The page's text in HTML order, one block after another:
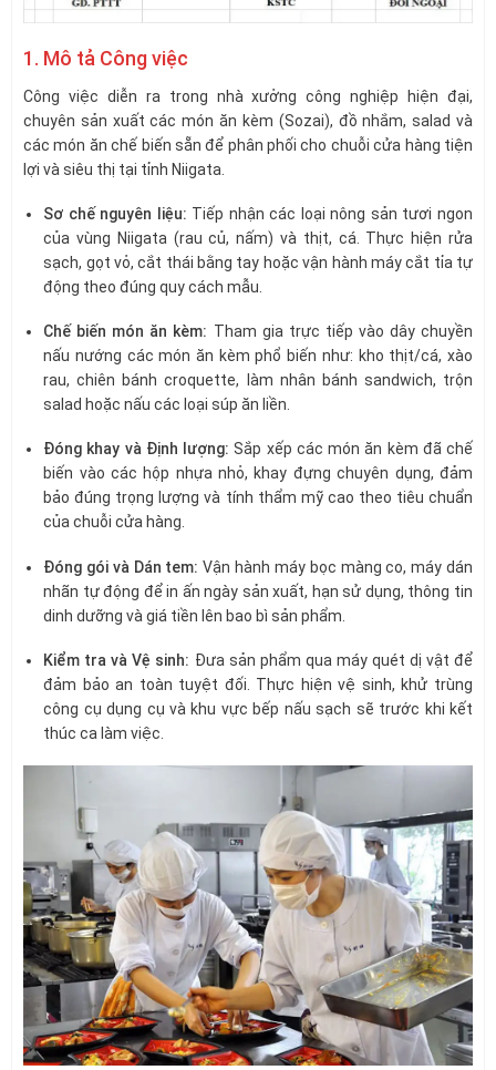
1. Mô tả Công việc
Công việc diễn ra trong nhà xưởng công nghiệp hiện đại,
chuyên sản xuất các món ăn kèm (Sozai), đồ nhắm, salad và
các món ăn chế biến sẵn để phân phối cho chuỗi cửa hàng tiện
lợi và siêu thị tại tỉnh Niigata.
Sơ chế nguyên liệu: Tiếp nhận các loại nông sản tươi ngon
của vùng Niigata (rau củ, nấm) và thịt, cá. Thực hiện rửa
sạch, gọt vỏ, cắt thái bằng tay hoặc vận hành máy cắt tỉa tự
động theo đúng quy cách mẫu.
Chế biến món ăn kèm: Tham gia trực tiếp vào dây chuyền
nấu nướng các món ăn kèm phổ biến như: kho thịt/cá, xào
rau, chiên bánh croquette, làm nhân bánh sandwich, trộn
salad hoặc nấu các loại súp ăn liền.
Đóng khay và Định lượng: Sắp xếp các món ăn kèm đã chế
biến vào các hộp nhựa nhỏ, khay đựng chuyên dụng, đảm
bảo đúng trọng lượng và tính thẩm mỹ cao theo tiêu chuẩn
của chuỗi cửa hàng.
Đóng gói và Dán tem:Vận hành máy bọc màng co, máy dán
nhãn tự động để in ấn ngày sản xuất, hạn sử dụng, thông tin
dinh dưỡng và giá tiền lên bao bì sản phẩm.
Kiểm tra và Vệ sinh: Đưa sản phẩm qua máy quét dị vật để
đảm bảo an toàn tuyệt đối. Thực hiện vệ sinh, khử trùng
công cụ dụng cụ và khu vực bếp nấu sạch sẽ trước khi kết
thúc ca làm việc.